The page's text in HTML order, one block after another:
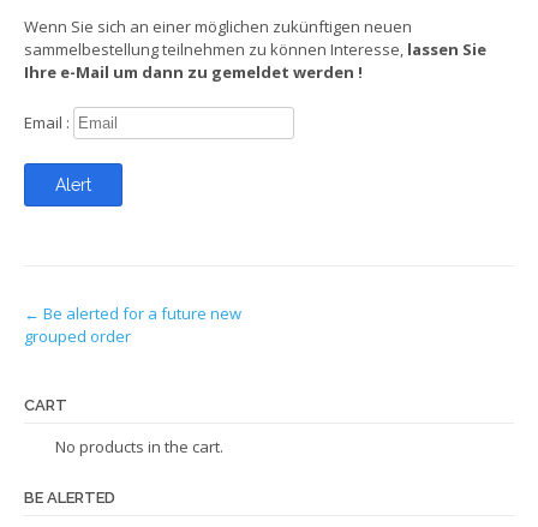
Wenn Sie sich an einer möglichen zukünftigen neuen
sammelbestellung teilnehmen zu können Interesse, lassen Sie
Ihre e-Mail um dann zu gemeldet werden !
Email :
P
o
s
a
← Be alerted for a future new
grouped order
CART
No products in the cart.
BE ALERTED